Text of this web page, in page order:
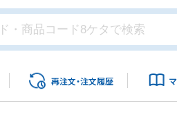
再注文・注文履歴